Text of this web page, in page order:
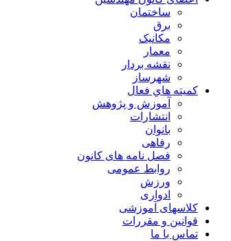
ساختمان
برق
مکانیک
معمار
نقشه بردار
شهرساز
كميته هاي فعال
آموزش و پژوهش
انتشارات
بانوان
رفاهی
فصل نامه های کانون
روابط عمومی
ورزش
ادواری
کلاسهای آموزشی
قوانین و مقررات
تماس با ما